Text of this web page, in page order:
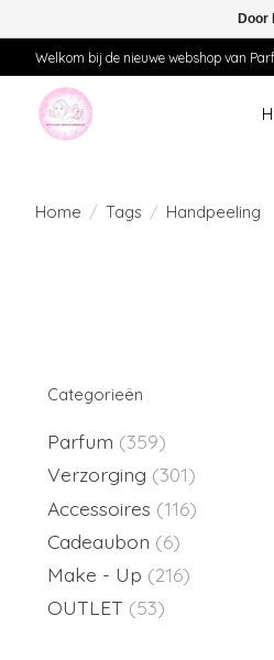
Welkom bij de nieuwe webshop van
Home / Tags / Handpeeling
Categorieën
Parfum (359)
Verzorging (301)
Accessoires (116)
Cadeaubon (6)
Make - Up (216)
OUTLET (53)
Door